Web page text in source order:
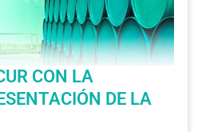
CON LA
DE LA